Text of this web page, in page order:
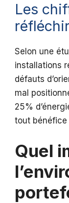
Les
Selon une
installations
défauts
mal
25%
tout bénéfice
Quel